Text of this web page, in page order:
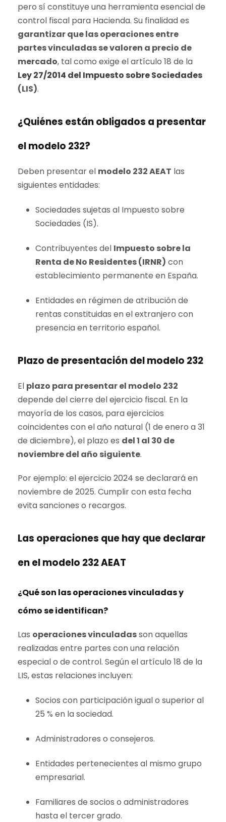
pero sí constituye una herramienta esencial de
control fiscal para Hacienda. Su finalidad es
garantizar que las operaciones entre
partes vinculadas se valoren a precio de
mercado, tal como exige el artículo 18 de la
Ley 27/2014 del Impuesto sobre Sociedades
(LIS).
¿Quiénes están obligados a presentar
el modelo 232?
Deben presentar el modelo 232 AEAT las
siguientes entidades:
Sociedades sujetas al Impuesto sobre
Sociedades (IS).
Contribuyentes del Impuesto sobre la
Renta de No Residentes (IRNR) con
establecimiento permanente en España.
Entidades en régimen de atribución de
rentas constituidas en el extranjero con
presencia en territorio español.
Plazo de presentación del modelo 232
El plazo para presentar el modelo 232
depende del cierre del ejercicio fiscal. En la
mayoría de los casos, para ejercicios
coincidentes con el año natural (1 de enero a 31
de diciembre), el plazo es del 1 al 30 de
noviembre del año siguiente.
Por ejemplo: el ejercicio 2024 se declarará en
noviembre de 2025. Cumplir con esta fecha
evita sanciones o recargos.
Las operaciones que hay que declarar
en el modelo 232 AEAT
¿Qué son las operaciones vinculadas y
cómo se identifican?
Las operaciones vinculadasson aquellas
realizadas entre partes con una relación
especial o de control. Según el artículo 18 de la
LIS, estas relaciones incluyen:
Socios con participación igual o superior al
25 % en la sociedad.
Administradores o consejeros.
Entidades pertenecientes al mismo grupo
empresarial.
Familiares de socios o administradores
hasta el tercer grado.